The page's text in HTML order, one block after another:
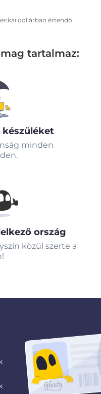
dollárban értendő.
tartalmaz:
készüléket
minden
ország
közül szerte a